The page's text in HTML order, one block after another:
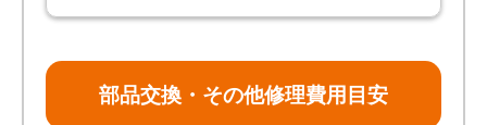
部品交換・その他修理費用目安